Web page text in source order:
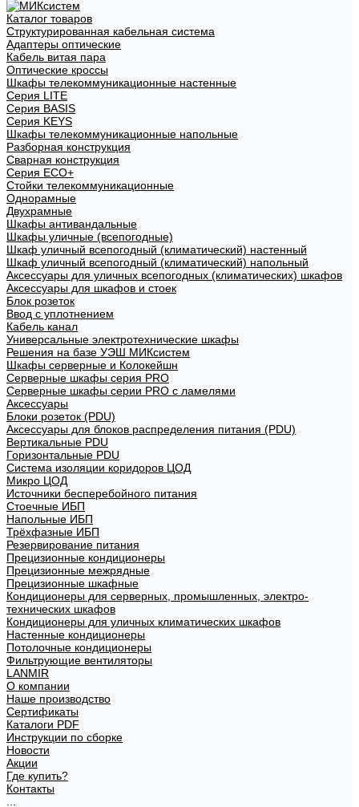
Каталог товаров
Структурированная кабельная система
Адаптеры оптические
Кабель витая пара
Оптические кроссы
Шкафы телекоммуникационные настенные
Cерия LITE
Cерия BASIS
Cерия KEYS
Шкафы телекоммуникационные напольные
Разборная конструкция
Сварная конструкция
Серия ECO+
Стойки телекоммуникационные
Однорамные
Двухрамные
Шкафы антивандальные
Шкафы уличные (всепогодные)
Шкаф уличный всепогодный (климатический) настенный
Шкаф уличный всепогодный (климатический) напольный
Аксессуары для уличных всепогодных (климатических) шкафов
Аксессуары для шкафов и стоек
Блок розеток
Ввод с уплотнением
Кабель канал
Универсальные электротехнические шкафы
Решения на базе УЭШ МИКсистем
Шкафы серверные и Колокейшн
Серверные шкафы серия PRO
Серверные шкафы серии PRO с ламелями
Аксессуары
Блоки розеток (PDU)
Аксессуары для блоков распределения питания (PDU)
Вертикальные PDU
Горизонтальные PDU
Система изоляции коридоров ЦОД
Микро ЦОД
Источники бесперебойного питания
Стоечные ИБП
Напольные ИБП
Трёхфазные ИБП
Резервирование питания
Прецизионные кондиционеры
Прецизионные межрядные
Прецизионные шкафные
Кондиционеры для серверных, промышленных, электро-
технических шкафов
Кондиционеры для уличных климатических шкафов
Настенные кондиционеры
Потолочные кондиционеры
Фильтрующие вентиляторы
LANMIR
О компании
Наше производство
Сертификаты
Каталоги PDF
Инструкции по сборке
Новости
Акции
Где купить?
Контакты